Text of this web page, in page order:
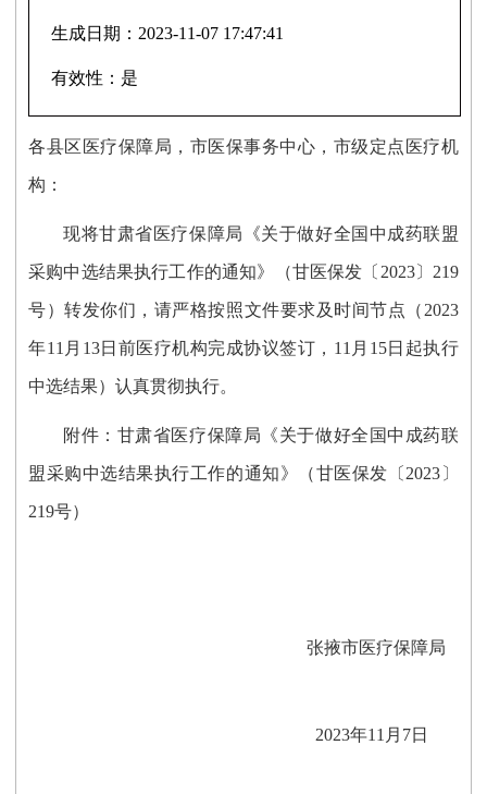
生成日期： 2023-11-07 17:47:41
有效性： 是
各县区医疗保障局，市医保事务中心，市级定点医疗机
构：
现将甘肃省医疗保障局《关于做好全国中成药联盟
采购中选结果执行工作的通知》（甘医保发〔 2023〕219
号）转发你们，请严格按照文件要求及时间节点（2023
年11月13日前医疗机构完成协议签订，11月15日起执行
中选结果）认真贯彻执行。
附件：甘肃省医疗保障局《关于做好全国中成药联
盟采购中选结果执行工作的通知》（甘医保发〔 2023〕
219号）
张掖市医疗保障局
2023年11 月 7日